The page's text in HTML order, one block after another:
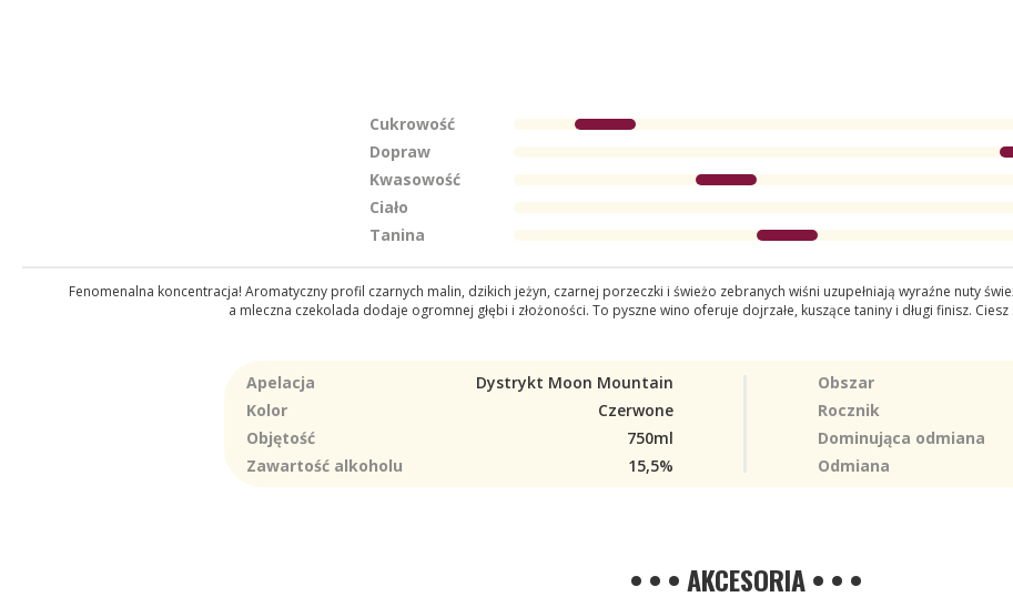
Cukrowość
Dopraw
Kwasowość
Ciało
Tanina
Fenomenalna koncentracja! Aromatyczny profil czarnych malin, dzikich jeżyn, czarnej porzeczki i świeżo zebranych wiśni uzupełniają wyraźne nuty
a mleczna czekolada dodaje ogromnej głębi i złożoności. To pyszne wino oferuje dojrzałe, kuszące taniny i długi finisz.
Apelacja Dystrykt Moon Mountain Obszar
Kolor
Czerwone Rocznik
Objętość
750ml Dominująca odmiana
Zawartość alkoholu
15,5% Odmiana
• • • AKCESORIA • • •